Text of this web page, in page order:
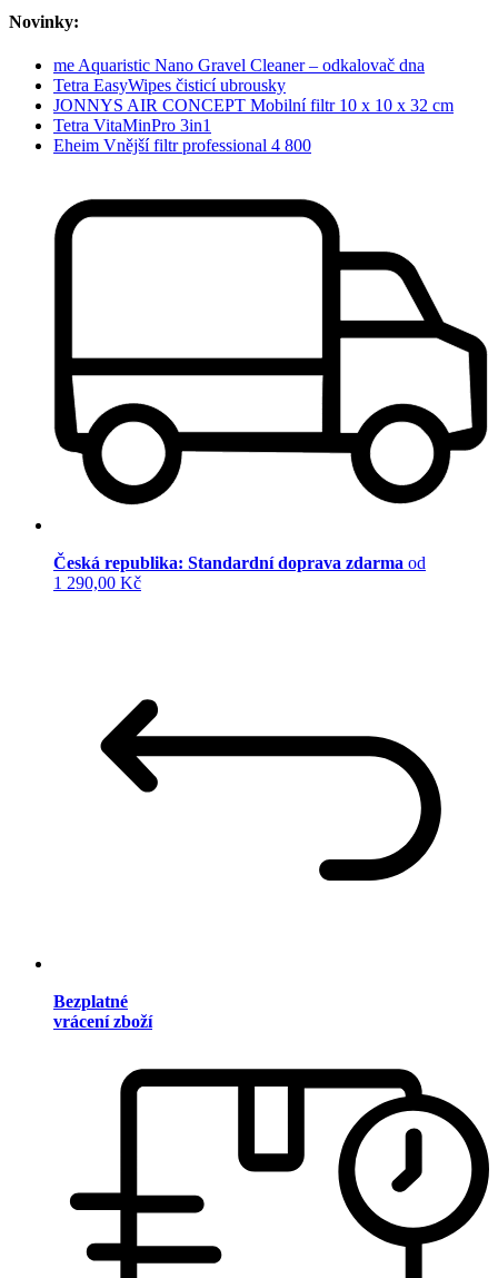
Novinky:
me Aquaristic Nano Gravel Cleaner – odkalovač dna
Tetra EasyWipes čisticí ubrousky
JONNYS AIR CONCEPT Mobilní filtr 10 x 10 x 32 cm
Tetra VitaMinPro 3in1
Eheim Vnější filtr professional 4 800
Česká republika: Standardní doprava zdarma od
1 290,00 Kč
Bezplatné
vrácení zboží